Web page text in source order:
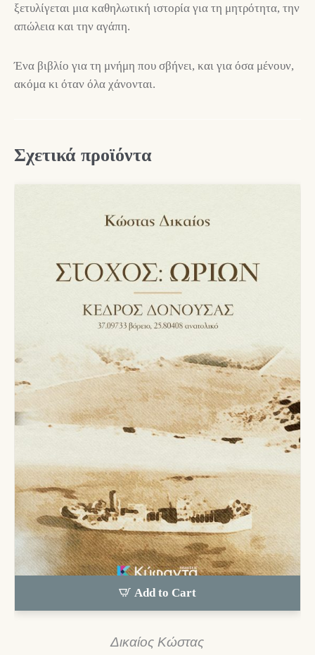
ξετυλίγεται μια καθηλωτική ιστορία για τη μητρότητα, την
απώλεια και την αγάπη.
Ένα βιβλίο για τη μνήμη που σβήνει, και για όσα μένουν,
ακόμα κι όταν όλα χάνονται.
Σχετικά προϊόντα
Add to Cart
Δικαίος Kώστας